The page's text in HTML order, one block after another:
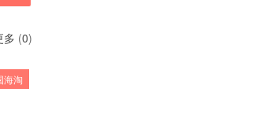
多 (0)
海淘